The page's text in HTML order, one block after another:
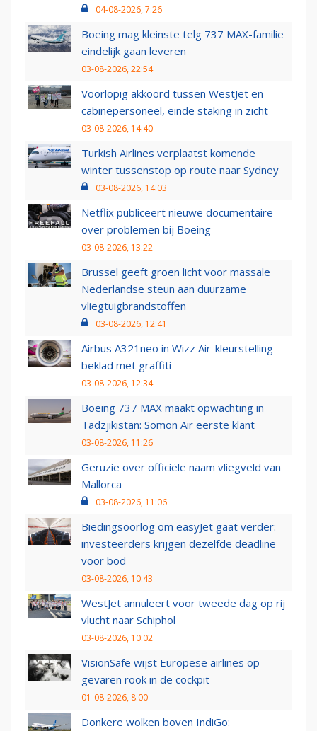
04-08-2026, 7:26
Boeing mag kleinste telg 737 MAX-familie
eindelijk gaan leveren
03-08-2026, 22:54
Voorlopig akkoord tussen WestJet en
cabinepersoneel, einde staking in zicht
03-08-2026, 14:40
Turkish Airlines verplaatst komende
winter tussenstop op route naar Sydney
03-08-2026, 14:03
Netflix publiceert nieuwe documentaire
over problemen bij Boeing
03-08-2026, 13:22
Brussel geeft groen licht voor massale
Nederlandse steun aan duurzame
vliegtuigbrandstoffen
03-08-2026, 12:41
Airbus A321neo in Wizz Air-kleurstelling
beklad met graffiti
03-08-2026, 12:34
Boeing 737 MAX maakt opwachting in
Tadzjikistan: Somon Air eerste klant
03-08-2026, 11:26
Geruzie over officiële naam vliegveld van
Mallorca
03-08-2026, 11:06
Biedingsoorlog om easyJet gaat verder:
investeerders krijgen dezelfde deadline
voor bod
03-08-2026, 10:43
WestJet annuleert voor tweede dag op rij
vlucht naar Schiphol
03-08-2026, 10:02
VisionSafe wijst Europese airlines op
gevaren rook in de cockpit
01-08-2026, 8:00
Donkere wolken boven IndiGo: